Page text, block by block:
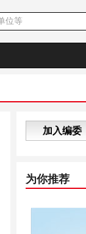
加入编委
为你推荐